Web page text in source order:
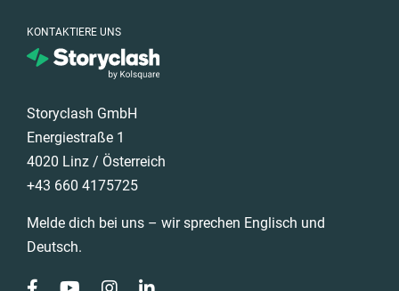
KONTAKTIERE UNS
Storyclash GmbH
Energiestraße 1
4020 Linz / Österreich
+43 660 4175725
Melde dich bei uns – wir sprechen Englisch und
Deutsch.